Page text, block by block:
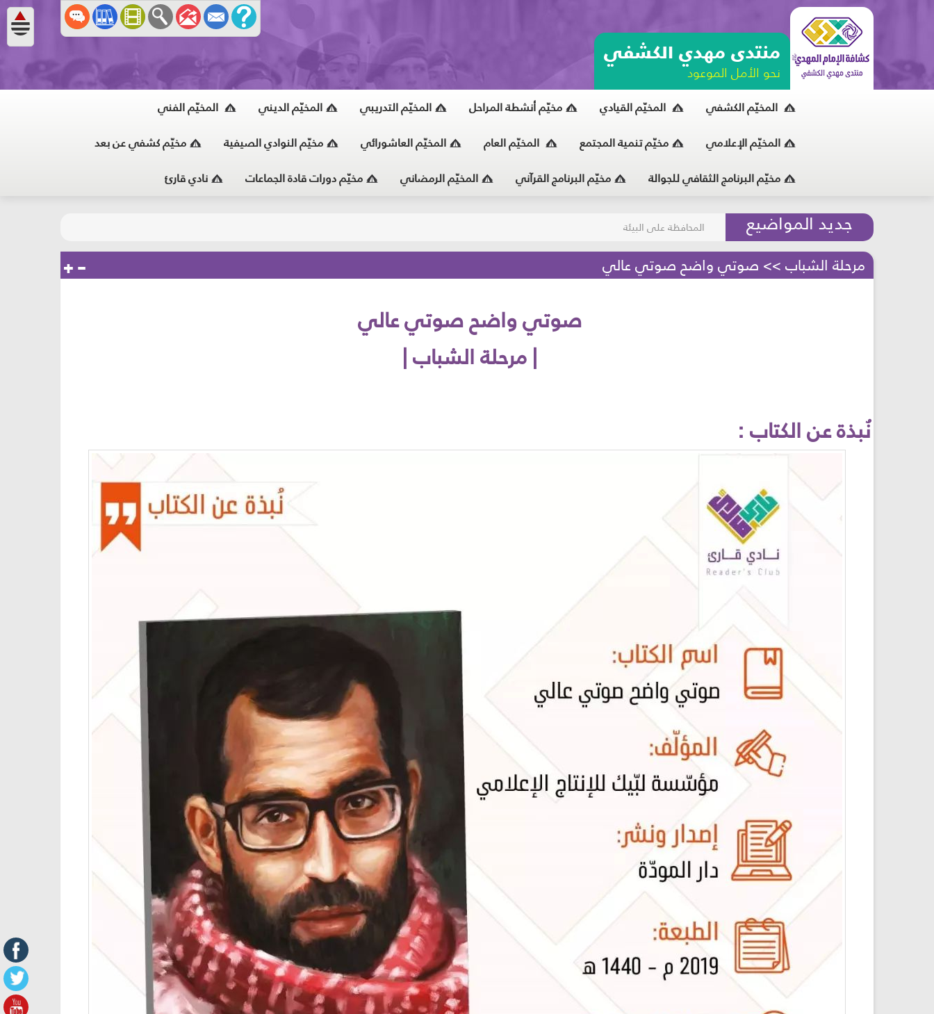
منتدى مهدي الكشفي
نحو الأمل الموعود
المخيّم الكشفي المخيّم القيادي مخيّم أنشطة المراحل المخيّم التدريبي المخيّم الديني المخيّم الفني
المخيّم الإعلامي مخيّم تنمية المجتمع المخيّم العام المخيّم العاشورائي مخيّم النوادي الصيفية مخيّم كشفي عن بعد
مخيّم البرنامج الثقافي للجوالة مخيّم البرنامج القرآني المخيّم الرمضاني مخيّم دورات قادة الجماعات نادي قارئ
جديد المواضيع
مسابقة الركب الحسينيّ
المحافظة على البيئة
مرحلة الشباب >> صوتي واضح صوتي عالي
صوتي واضح صوتي عالي
| مرحلة الشباب |
نُبذة عن الكتاب :